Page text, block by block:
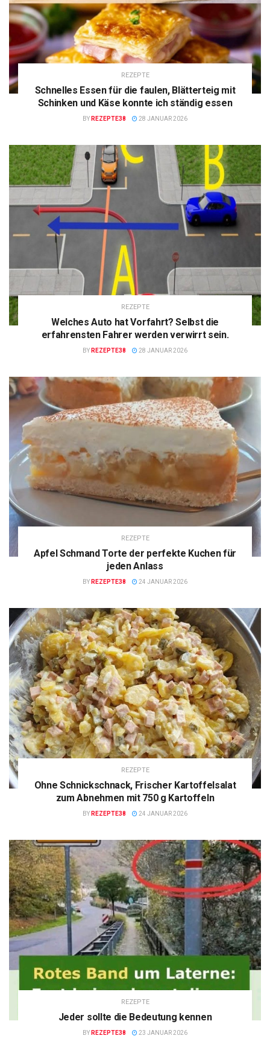
REZEPTE
Schnelles Essen für die faulen, Blätterteig mit
Schinken und Käse konnte ich ständig essen
BY REZEPTE38 28 JANUAR 2026
REZEPTE
Welches Auto hat Vorfahrt? Selbst die
erfahrensten Fahrer werden verwirrt sein.
BY REZEPTE38 28 JANUAR 2026
REZEPTE
Apfel Schmand Torte der perfekte Kuchen für
jeden Anlass
BY REZEPTE38 24 JANUAR 2026
REZEPTE
Ohne Schnickschnack, Frischer Kartoffelsalat
zum Abnehmen mit 750 g Kartoffeln
BY REZEPTE38 24 JANUAR 2026
REZEPTE
Jeder sollte die Bedeutung kennen
BY REZEPTE38 23 JANUAR 2026